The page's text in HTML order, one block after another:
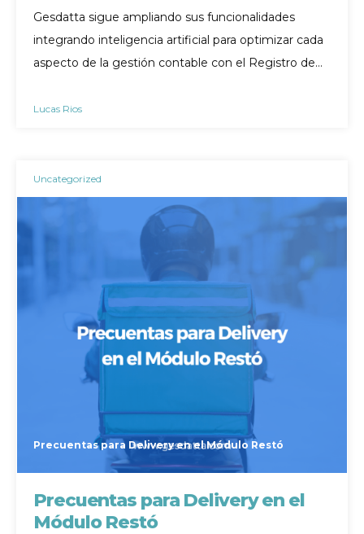
Gesdatta sigue ampliando sus funcionalidades
integrando inteligencia artificial para optimizar cada
aspecto de la gestión contable con el Registro de…
Lucas Rios
Uncategorized
Precuentas para Delivery en el Módulo Restó
Precuentas para Delivery en el
Módulo Restó